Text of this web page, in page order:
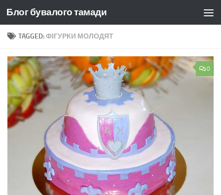
Skip to content
Блог бувалого тамади
TAGGED:ФІГУРКИ МОЛОДЯТ
0